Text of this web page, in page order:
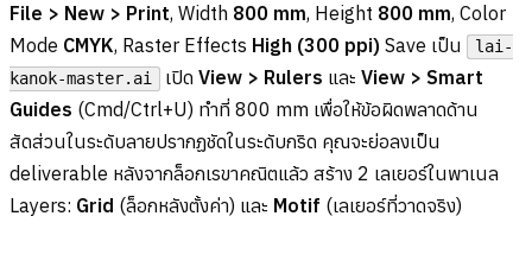
File > New > Print, Width 800 mm, Height 800 mm, Color
Mode CMYK, Raster Effects High (300 ppi) Save เป็น
lai-
kanok-master.ai
เปิด View > Rulers และ View > Smart
Guides (Cmd/Ctrl+U) ทำที่ 800 mm เพื่อให้ข้อผิดพลาดด้าน
สัดส่วนในระดับลายปรากฏชัดในระดับกริด คุณจะย่อลงเป็น
deliverable หลังจากล็อกเรขาคณิตแล้ว สร้าง 2 เลเยอร์ในพาเนล
Layers: Grid (ล็อกหลังตั้งค่า) และ Motif (เลเยอร์ที่วาดจริง)